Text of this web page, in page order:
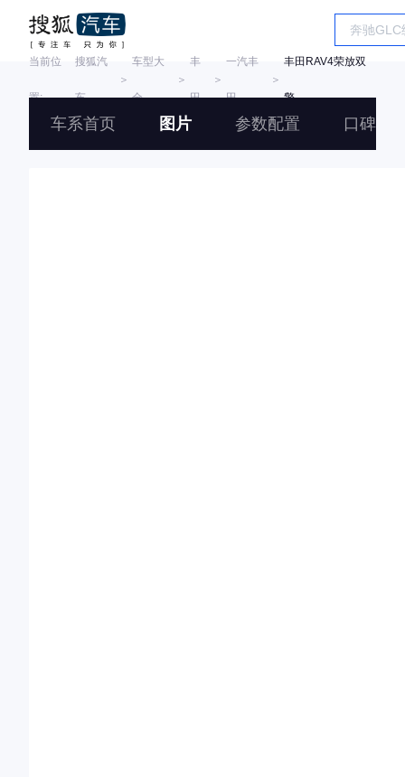
当前位
置:
搜狐汽
车
＞
车型大
全
＞
丰
田
＞
一汽丰
田
＞
丰田RAV4荣放双
擎
车系首页 图片 参数配置 口碑